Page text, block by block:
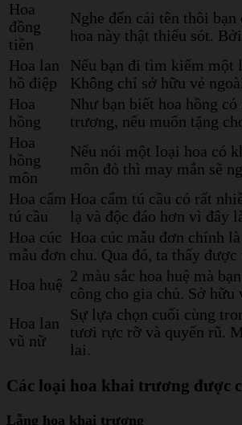
Hoa
đồng
tiền
Nghe đến cái tên thôi
hoa này thật thiếu sót.
Hoa lan
hồ điệp
Nếu bạn đi tìm kiếm một
Không chỉ sở hữu vẻ
Hoa
hồng
Như bạn biết hoa hồng
trương, nếu muốn tặng
Hoa
hồng
môn
Nếu nói một loại hoa có
môn đỏ thì may mắn sẽ
Hoa cẩm
tú cầu
Hoa cẩm tú cầu có rất
lạ và độc đáo hơn vì đây
Hoa cúc
mẫu đơn
Hoa cúc mẫu đơn chính
chu. Qua đó, ta thấy
Hoa huệ
2 màu sắc hoa huệ mà
công cho gia chủ. Sở hữu
Hoa lan
vũ nữ
Sự lựa chọn cuối cùng
tươi rực rỡ và quyến rũ.
lai.
Các loại hoa khai trương được
Lẵng hoa khai trương